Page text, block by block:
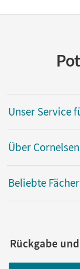
Unser Service
Über Cornelsen
Beliebte Fächer
Rückgabe